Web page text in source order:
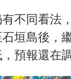
不同看法
垣島後，
預報還在